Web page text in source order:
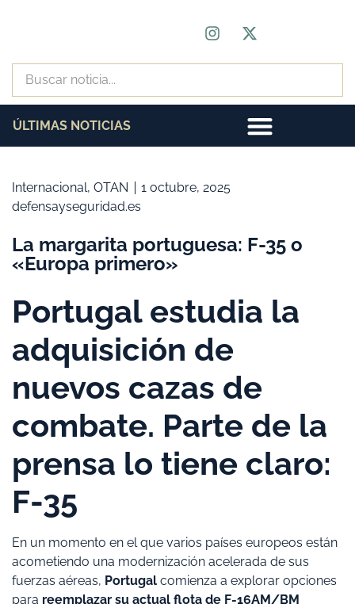
ÚLTIMAS NOTICIAS
Internacional, OTAN
1 octubre, 2025
defensayseguridad.es
La margarita portuguesa: F-35 o
«Europa primero»
Portugal estudia la
adquisición de
nuevos cazas de
combate. Parte de la
prensa lo tiene claro:
F-35
En un momento en el que varios países europeos están
acometiendo una modernización acelerada de sus
fuerzas aéreas, Portugal comienza a explorar opciones
para reemplazar su actual flota de F-16AM/BM